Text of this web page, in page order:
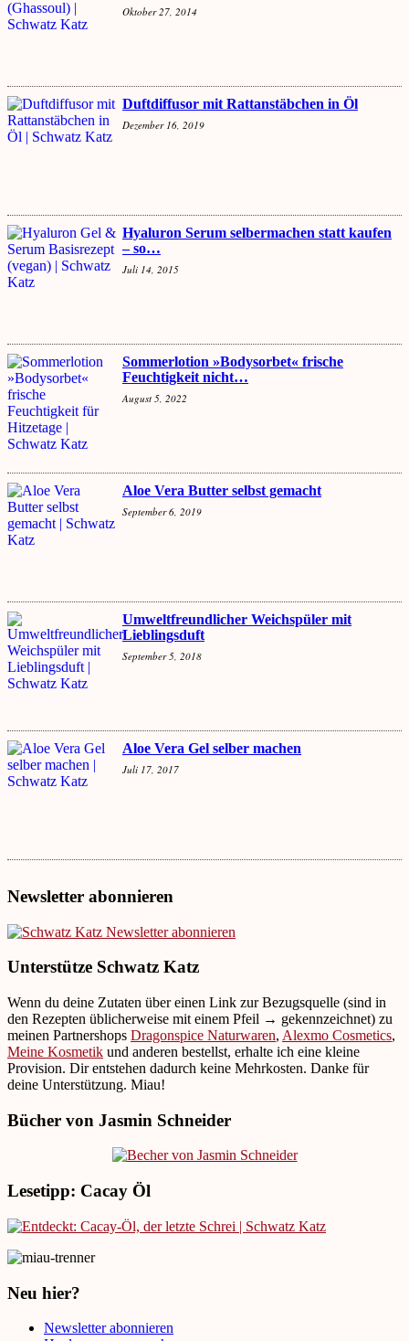
Oktober 27, 2014
Duftdiffusor mit Rattanstäbchen in Öl
Dezember 16, 2019
Hyaluron Serum selbermachen statt kaufen
– so…
Juli 14, 2015
Sommerlotion »Bodysorbet« frische
Feuchtigkeit nicht…
August 5, 2022
Aloe Vera Butter selbst gemacht
September 6, 2019
Umweltfreundlicher Weichspüler mit
Lieblingsduft
September 5, 2018
Aloe Vera Gel selber machen
Juli 17, 2017
Newsletter abonnieren
Unterstütze Schwatz Katz
Wenn du deine Zutaten über einen Link zur Bezugsquelle (sind in
den Rezepten üblicherweise mit einem Pfeil → gekennzeichnet) zu
meinen Partnershops Dragonspice Naturwaren, Alexmo Cosmetics,
Meine Kosmetik und anderen bestellst, erhalte ich eine kleine
Provision. Dir entstehen dadurch keine Mehrkosten. Danke für
deine Unterstützung. Miau!
Bücher von Jasmin Schneider
Lesetipp: Cacay Öl
Neu hier?
Newsletter abonnieren